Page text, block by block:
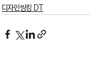
디자인씽킹 DT